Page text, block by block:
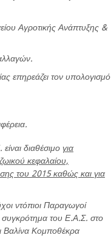
Αγροτικής Ανάπτυξης &
επηρεάζει τον υπολογισμό
διαθέσιμο για
κεφαλαίου,
του 2015 καθώς και για
ντόπιοι Παραγωγοί
συγκρότημα του Ε.Α.Σ. στο
Βαλίνα Κομποθέκρα